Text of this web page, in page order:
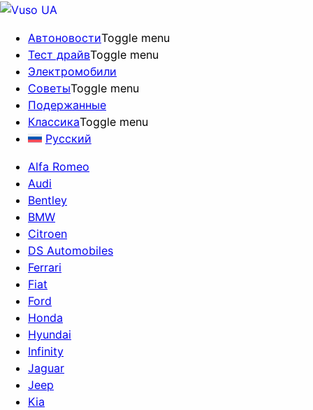
АвтоновостиToggle menu
Тест драйвToggle menu
Электромобили
СоветыToggle menu
Подержанные
КлассикаToggle menu
Русский
Alfa Romeo
Audi
Bentley
BMW
Citroen
DS Automobiles
Ferrari
Fiat
Ford
Honda
Hyundai
Infinity
Jaguar
Jeep
Kia